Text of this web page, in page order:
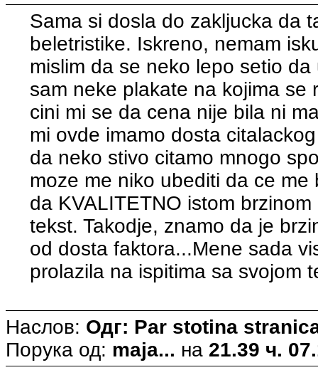
Sama si dosla do zakljucka da
beletristike. Iskreno, nemam
mislim da se neko lepo setio
sam neke plakate na kojima se
cini mi se da cena nije bila ni
mi ovde imamo dosta
da neko stivo citamo mnogo
moze me niko ubediti da ce
da KVALITETNO istom
tekst. Takodje, znamo da je
od dosta faktora...Mene sada
prolazila na ispitima sa svojom
Наслов: Одг: Par stotina
Порука од: maja... на 21.39 ч.